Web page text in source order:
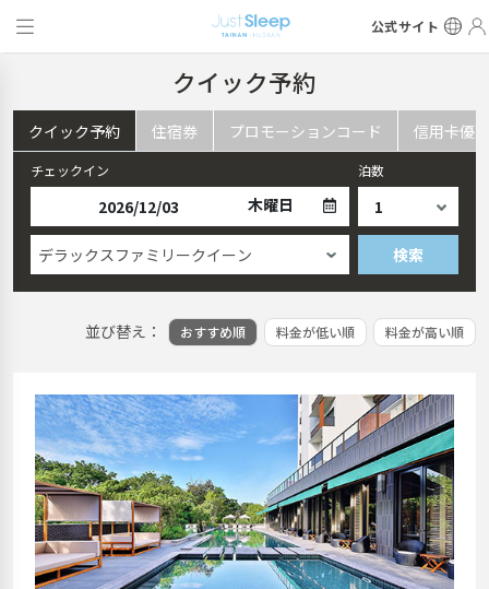
公式サイト
クイック予約
クイック予約 住宿券 プロモーションコード 信用卡優惠
チェックイン
木曜日
泊数
デラックスファミリークイーン 検索
並び替え： おすすめ順 料金が低い順 料金が高い順